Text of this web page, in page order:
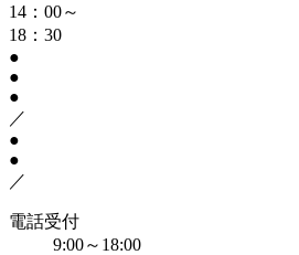
14：00～
18：30
●
●
●
／
●
●
／
電話受付
9:00～18:00